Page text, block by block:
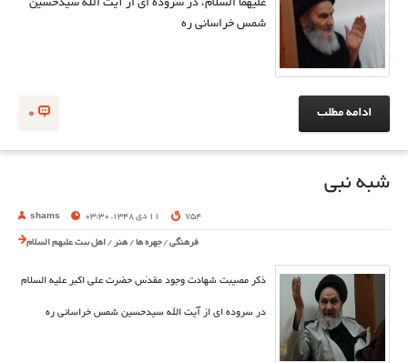
علیهما السلام، در سروده ای از آیت الله سیدحسین
شمس خراسانی ره
0 ادامه مطلب
شبه نبی
shams 11 دی 1348, 03:30 754
فرهنگی /چهره ها / هنر / اهل بیت علیهم السلام
ذكر مصيبت شهادت وجود مقدّس حضرت على اكبر علیه السلام
در سروده ای از آیت الله سیدحسین شمس خراسانی ره